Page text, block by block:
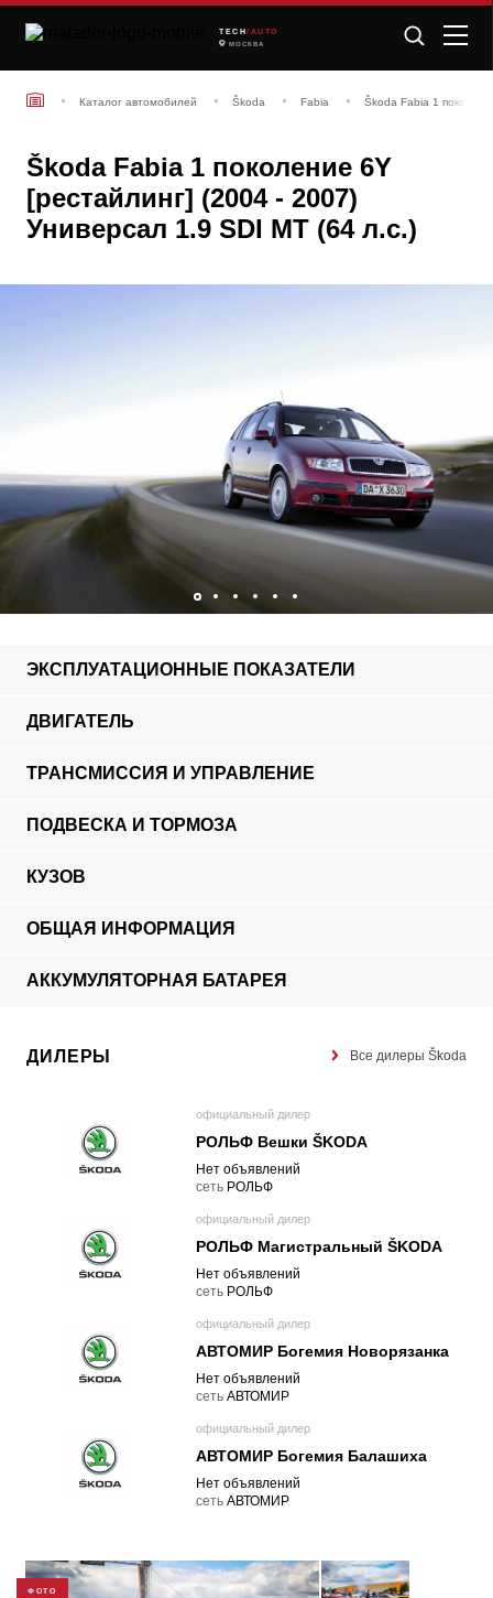
TECH /AUTO
МОСКВА
Каталог автомобилей Škoda Fabia Škoda Fabia 1
Škoda Fabia 1 поколение 6Y
[рестайлинг] (2004 - 2007)
Универсал 1.9 SDI MT (64 л.с.)
ЭКСПЛУАТАЦИОННЫЕ ПОКАЗАТЕЛИ
ДВИГАТЕЛЬ
ТРАНСМИССИЯ И УПРАВЛЕНИЕ
ПОДВЕСКА И ТОРМОЗА
КУЗОВ
ОБЩАЯ ИНФОРМАЦИЯ
АККУМУЛЯТОРНАЯ БАТАРЕЯ
ДИЛЕРЫ Все дилеры Škoda
официальный дилер
РОЛЬФ Вешки ŠKODA
Нет объявлений
cеть РОЛЬФ
официальный дилер
РОЛЬФ Магистральный ŠKODA
Нет объявлений
cеть РОЛЬФ
официальный дилер
АВТОМИР Богемия Новорязанка
Нет объявлений
cеть АВТОМИР
официальный дилер
АВТОМИР Богемия Балашиха
Нет объявлений
cеть АВТОМИР
ФОТО